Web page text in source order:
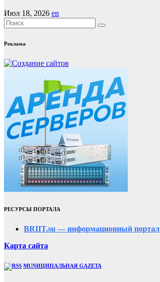
Июл 18, 2026 en
Реклама
РЕСУРСЫ ПОРТАЛА
BRIIT.su — информационный портал
Карта сайта
MUNИЦИПАЛЬНАЯ GAZЕТА